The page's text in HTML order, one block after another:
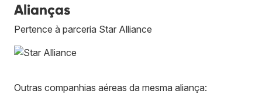
Alianças
Pertence à parceria Star Alliance
Outras companhias aéreas da mesma aliança: